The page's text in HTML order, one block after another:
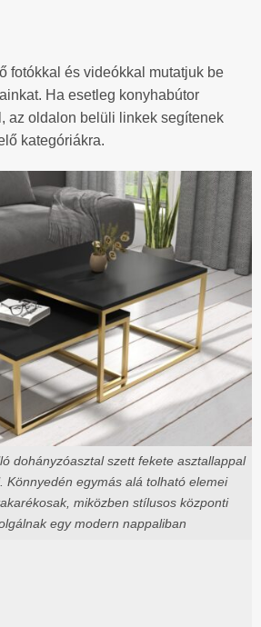
fotókkal és videókkal mutatjuk be
Ha esetleg konyhabútor
az oldalon belüli linkek segítenek
kategóriákra.
dohányzóasztal szett fekete asztallappal
Könnyedén egymás alá tolható elemei
miközben stílusos központi
egy modern nappaliban